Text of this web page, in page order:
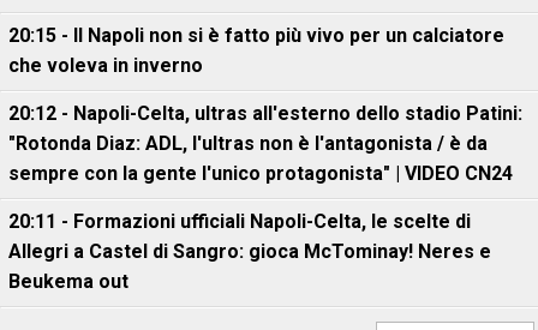
20:15 - Il Napoli non si è fatto più vivo per un calciatore
che voleva in inverno
20:12 - Napoli-Celta, ultras all'esterno dello stadio Patini:
"Rotonda Diaz: ADL, l'ultras non è l'antagonista / è da
sempre con la gente l'unico protagonista" | VIDEO CN24
20:11 - Formazioni ufficiali Napoli-Celta, le scelte di
Allegri a Castel di Sangro: gioca McTominay! Neres e
Beukema out